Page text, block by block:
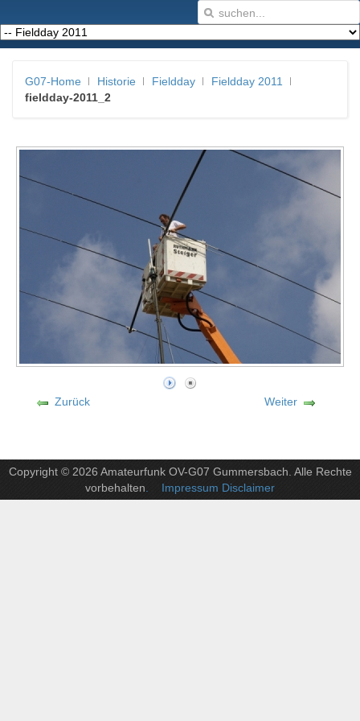
G07-Home Historie Fieldday
Fieldday 2011
fieldday-2011_2
Zurück Weiter
Copyright © 2026 Amateurfunk OV-G07 Gummersbach. Alle Rechte
vorbehalten . Impressum Disclaimer